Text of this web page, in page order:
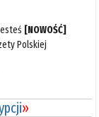
[NOWOŚĆ]
Polskiej
»